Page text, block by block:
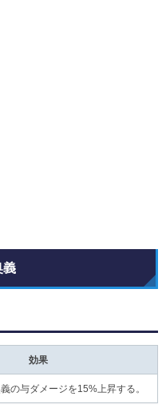
義
効果
の与ダメージを15%上昇する。